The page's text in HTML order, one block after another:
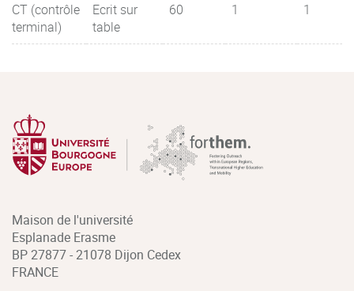
CT (contrôle
terminal)
Ecrit sur
table
60 1 1
Maison de l'université
Esplanade Erasme
BP 27877 - 21078 Dijon Cedex
FRANCE